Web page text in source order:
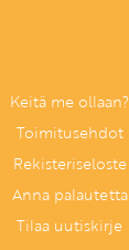
Keitä me ollaan?
Toimitusehdot
Rekisteriseloste
Anna palautetta
Tilaa uutiskirje